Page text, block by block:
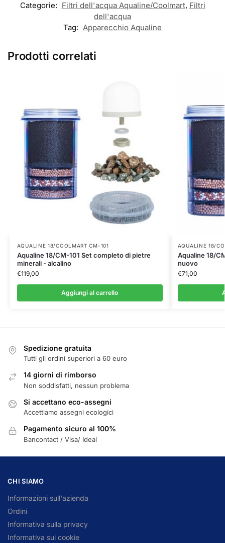
Categorie: Filtri dell'acqua Aqualine/Coolmart, Filtri
dell'acqua
Tag: Apparecchio Aqualine
Prodotti correlati
AQUALINE 18/COOLMART CM-101
Aqualine 18/CM-101 Set completo di pietre
minerali - alcalino
€119,00
Aggiungi al carrello
AQUALINE 18/
Aqualine 18/
nuovo
€71,00
Spedizione gratuita
Tutti gli ordini superiori a 60 euro
14 giorni di rimborso
Non soddisfatti, nessun problema
Si accettano eco-assegni
Accettiamo assegni ecologici
Pagamento sicuro al 100%
Bancontact / Visa/ Ideal
CHI SIAMO
Informazioni sull'azienda
Ordini
Informativa sulla privacy
Informativa sui cookie